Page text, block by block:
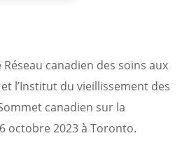
canadien des soins aux
l’Institut du vieillissement des
canadien sur la
octobre 2023 à Toronto.